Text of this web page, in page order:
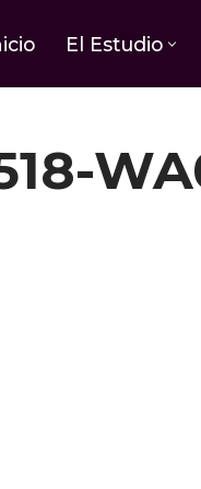
El Estudio